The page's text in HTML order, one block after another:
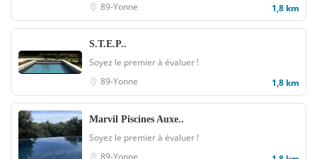
89-Yonne
1,8 km
S.T.E.P..
Soyez le premier à évaluer !
89-Yonne
1,8 km
Marvil Piscines Auxe..
Soyez le premier à évaluer !
89-Yonne